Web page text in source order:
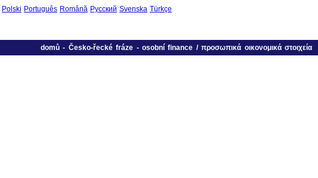
Polski Português Română Русский Svenska Türkçe
domů- Česko-řecké fráze - osobní finance / προσωπικά οικονομικά στοιχεία